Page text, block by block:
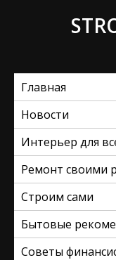
Главная
Новости
Интерьер для
Ремонт своими
Строим сами
Бытовые
Советы